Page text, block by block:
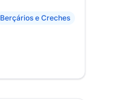
Berçários e Creches